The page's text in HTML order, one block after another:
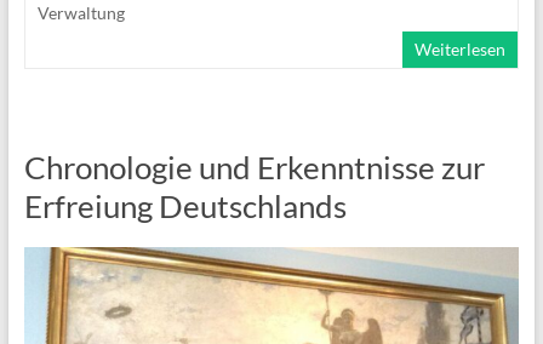
Verwaltung
Weiterlesen
Chronologie und Erkenntnisse zur
Erfreiung Deutschlands